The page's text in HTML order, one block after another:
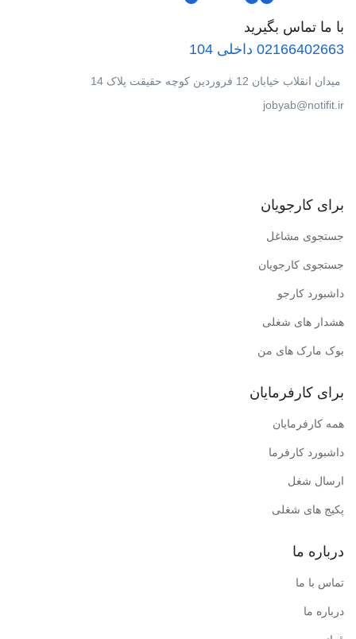
با ما تماس بگیرید
02166402663 داخلی 104
jobyab@notifit.ir
برای کارجویان
جستجوی مشاغل
جستجوی کارجویان
داشبورد کارجو
هشدار های شغلی
بوک مارک های من
برای کارفرمایان
همه کارفرمایان
داشبورد کارفرما
ارسال شغل
پکیج های شغلی
درباره ما
تماس با ما
درباره ما